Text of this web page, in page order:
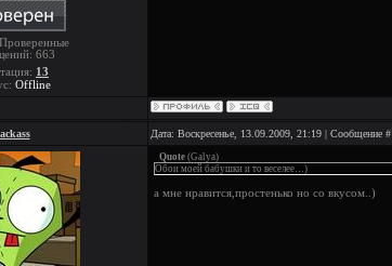
663
13
Offline
Дата: Воскресенье, 13.09.2009, 21:19 | Сообщение #
Quote (Galya)
Обои моей бабушки и то веселее…)
а мне нравится,простенько но со вкусом..)